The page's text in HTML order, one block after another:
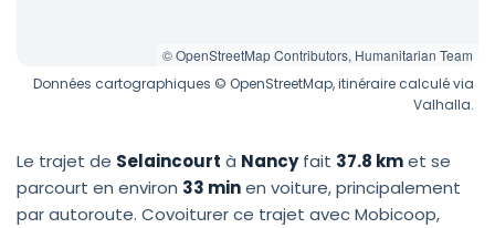
© OpenStreetMap Contributors, Humanitarian Team
Données cartographiques © OpenStreetMap, itinéraire calculé via
Valhalla.
Le trajet de Selaincourt à Nancyfait 37.8 kmet se
parcourt en environ 33 minen voiture, principalement
par autoroute. Covoiturer ce trajet avec Mobicoop,